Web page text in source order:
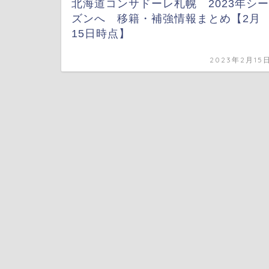
北海道コンサドーレ札幌 2023年シー
ズンへ 移籍・補強情報まとめ【2月
15日時点】
2023年2月15